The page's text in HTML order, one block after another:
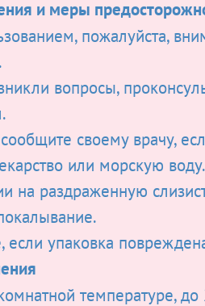
и меры
пожалуйста,
вопросы,
своему врачу,
или морскую воду.
на раздраженную
если упаковка
температуре,